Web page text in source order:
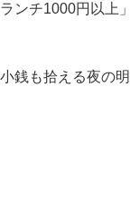
ンチ1000円以上
銭も拾える夜の